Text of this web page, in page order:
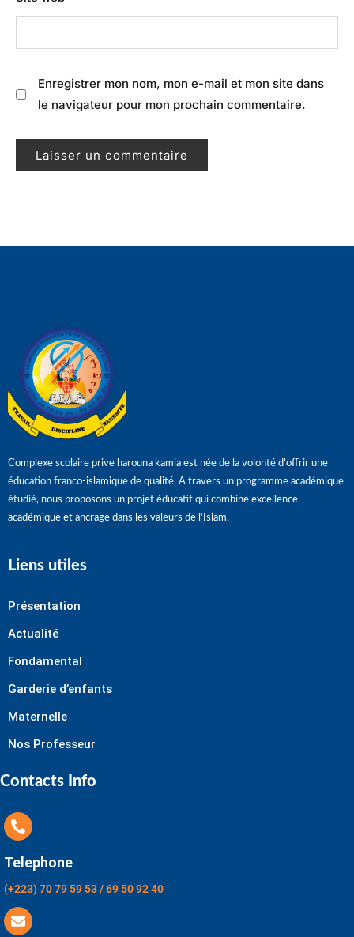
Enregistrer mon nom, mon e-mail et mon site dans
le navigateur pour mon prochain commentaire.
Complexe scolaire prive harouna kamia est née de la volonté d’offrir une
éducation franco-islamique de qualité. A travers un programme académique
étudié, nous proposons un projet éducatif qui combine excellence
académique et ancrage dans les valeurs de l’Islam.
Liens utiles
Présentation
Actualité
Fondamental
Garderie d’enfants
Maternelle
Nos Professeur
Contacts Info
Telephone
(+223) 70 79 59 53 / 69 50 92 40